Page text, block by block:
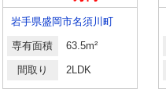
岩手県盛岡市名須川町
専有面積 63.5m²
間取り 2LDK